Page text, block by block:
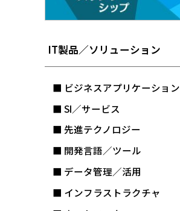
IT製品／ソリューション
■ ビジネスアプリケーション
■ SI／サービス
■ 先進テクノロジー
■ 開発言語／ツール
■ データ管理／活用
■ インフラストラクチャ